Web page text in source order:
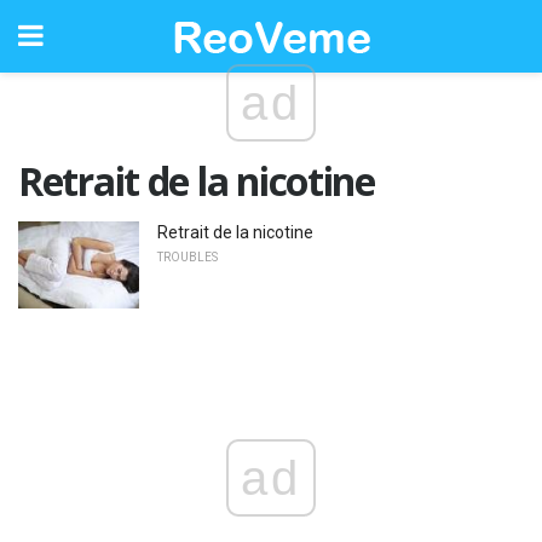
ad
Retrait de la nicotine
Retrait de la nicotine
TROUBLES
ad